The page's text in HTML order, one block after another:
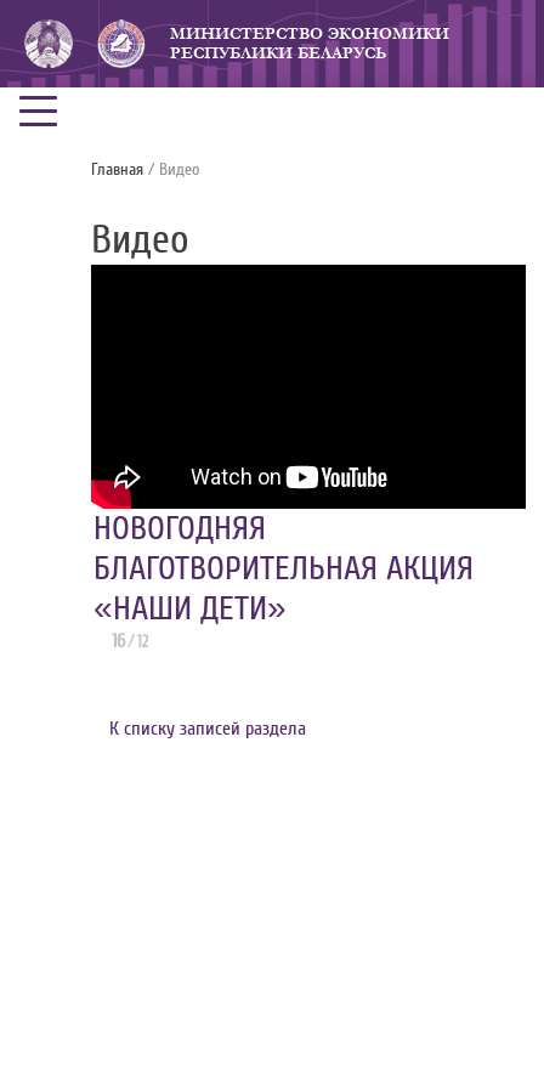
МИНИСТЕРСТВО ЭКОНОМИКИ
РЕСПУБЛИКИ БЕЛАРУСЬ
Главная / Видео
Видео
НОВОГОДНЯЯ
БЛАГОТВОРИТЕЛЬНАЯ АКЦИЯ
«НАШИ ДЕТИ»
16/12
К списку записей раздела